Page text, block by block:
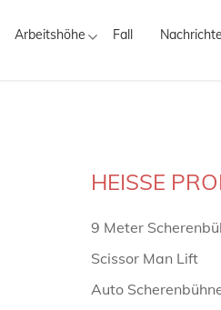
Arbeitshöhe Fall
HEISSE
9 Meter
Scissor Man Lift
Auto